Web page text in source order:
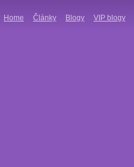
Home Články Blogy VIP blogy